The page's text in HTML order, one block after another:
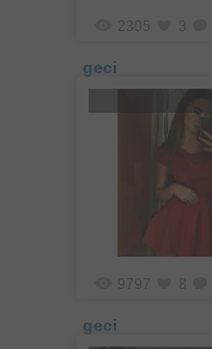
2305 3
geci
9797
geci